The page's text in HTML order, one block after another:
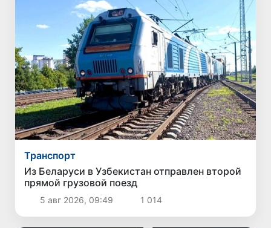
Транспорт
Из Беларуси в Узбекистан отправлен второй
прямой грузовой поезд
5 авг 2026, 09:49 1 014